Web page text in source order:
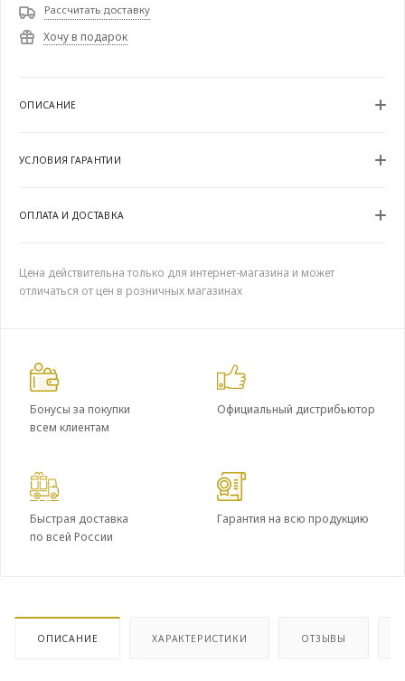
Рассчитать доставку
Хочу в подарок
ОПИСАНИЕ
УСЛОВИЯ ГАРАНТИИ
ОПЛАТА И ДОСТАВКА
Цена действительна только для интернет-магазина и может
отличаться от цен в розничных магазинах
Бонусы за покупки
всем клиентам
Официальный дистрибьютор
Быстрая доставка
по всей России
Гарантия на всю продукцию
ОПИСАНИЕ ХАРАКТЕРИСТИКИ ОТЗЫВЫ